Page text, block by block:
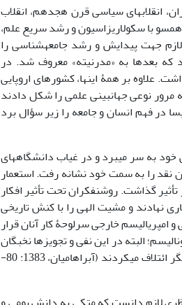
انقلاب‏ها‏ی سیاسی قرن هجدهم، انقلاب
با سکولاریزاسیون و رشد سریع علم،
جهت پیدایش و رشد جامعه‏شناسی را
پدید آوردند که بعدها به «مدرنیته» معروف شد. در
علاوه بر همۀ این‏ها، کشورهای اروپایی
نوعی جهان‏بینی علمی ‏را شکل دادند
در فهم انسان و جامعه را زیر سؤال برد
به سر می‏برد و در غیاب دانشگاه‏ها‏ی
نقد را به سمت خود نشانه رفت. استعمار
گذاشت. روشن‏فکران تحت تأثیر افکار
نهادند و مشیت الهی را با کنش تاریخی
خارجی سرلوحۀ کار آنان قرار
البته در این نفی و تجویزها نخبگان
یکسان عمل نکردند، بلکه برای پیشبرد اهداف خود مدام له و علیه یکدیگر ائتلاف می‏کردند (آبراهامیان، 1383: 80-